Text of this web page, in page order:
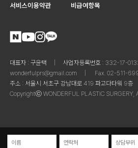
이름 연락처 상담부위
서비스이용약관 비급여항목
대표자 : 구윤택 사업자등록번호 : 332-17-‍
wonderfulprs@gmail.com
Fax. 02-‍511-
주소 : 서울시 서초구 강남대로 419 파고다타워 9층
Copyrightⓒ WONDERFUL PLASTIC SURGERY,